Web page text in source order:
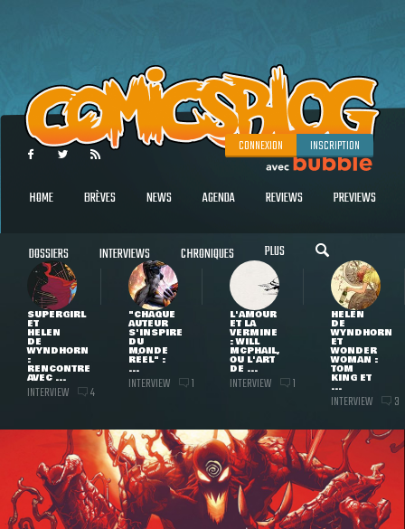
CONNEXION INSCRIPTION
HOME BRÈVES NEWS AGENDA REVIEWS PREVIEWS
DOSSIERS INTERVIEWS CHRONIQUES PLUS
SUPERGIRL
ET
HELEN
DE
WYNDHORN
:
RENCONTRE
AVEC ...
INTERVIEW 4
"CHAQUE
AUTEUR
S'INSPIRE
DU
MONDE
RÉEL" :
...
INTERVIEW 1
L'AMOUR
ET LA
VERMINE
: WILL
MCPHAIL,
OU L'ART
DE ...
INTERVIEW 1
HELEN
DE
WYNDHORN
ET
WONDER
WOMAN :
TOM
KING ET
...
INTERVIEW 3